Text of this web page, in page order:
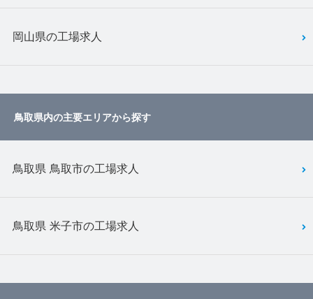
岡山県の工場求人
鳥取県内の主要エリアから探す
鳥取県 鳥取市の工場求人
鳥取県 米子市の工場求人